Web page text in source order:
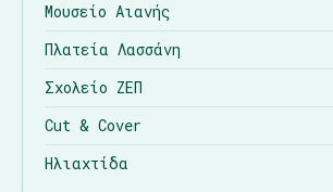
Μουσείο Αιανής
Πλατεία Λασσάνη
Σχολείο ΖΕΠ
Cut & Cover
Ηλιαχτίδα